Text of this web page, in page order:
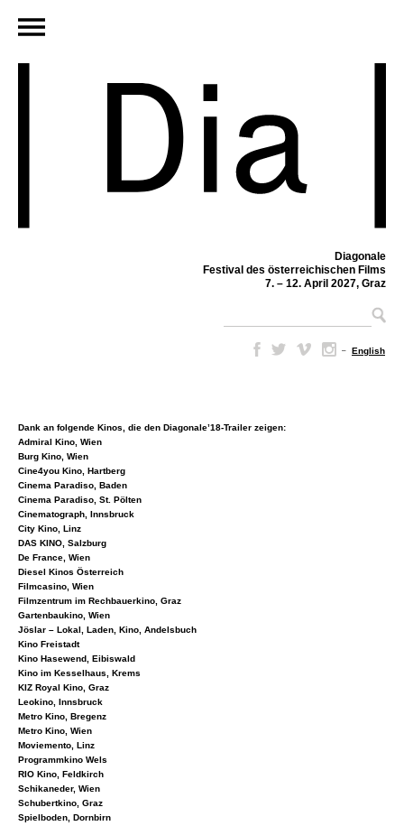
Diagonale
Festival des österreichischen Films
7. – 12. April 2027, Graz
– English
Dank an folgende Kinos, die den Diagonale’18-Trailer zeigen:
Admiral Kino, Wien
Burg Kino, Wien
Cine4you Kino, Hartberg
Cinema Paradiso, Baden
Cinema Paradiso, St. Pölten
Cinematograph, Innsbruck
City Kino, Linz
DAS KINO, Salzburg
De France, Wien
Diesel Kinos Österreich
Filmcasino, Wien
Filmzentrum im Rechbauerkino, Graz
Gartenbaukino, Wien
Jöslar – Lokal, Laden, Kino, Andelsbuch
Kino Freistadt
Kino Hasewend, Eibiswald
Kino im Kesselhaus, Krems
KIZ Royal Kino, Graz
Leokino, Innsbruck
Metro Kino, Bregenz
Metro Kino, Wien
Moviemento, Linz
Programmkino Wels
RIO Kino, Feldkirch
Schikaneder, Wien
Schubertkino, Graz
Spielboden, Dornbirn